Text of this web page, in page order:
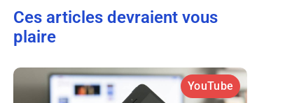
Ces articles devraient vous
plaire
YouTube